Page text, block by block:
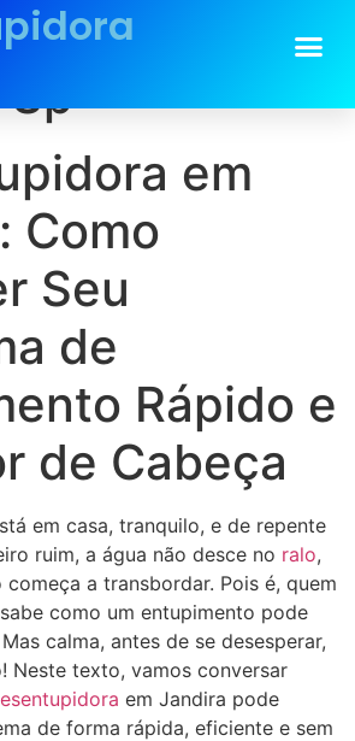
em
em
Como
Seu
de
Rápido e
de Cabeça
em casa, tranquilo, e de repente
ruim, a água não desce no ralo,
a transbordar. Pois é, quem
como um entupimento pode
calma, antes de se desesperar,
Neste texto, vamos conversar
em Jandira pode
de forma rápida, eficiente e sem